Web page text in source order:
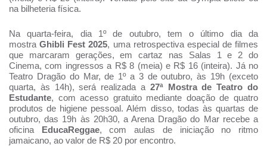
na bilheteria física.
Na quarta-feira, dia 1º de outubro, tem o último dia da
mostraGhibli Fest 2025, uma retrospectiva especial de filmes
que marcaram gerações, em cartaz nas Salas 1 e 2 do
Cinema, com ingressos a R$ 8 (meia) e R$ 16 (inteira). Já no
Teatro Dragão do Mar, de 1º a 3 de outubro, às 19h (exceto
quarta, às 14h), será realizada a 27ª Mostra de Teatro do
Estudante, com acesso gratuito mediante doação de quatro
produtos de higiene pessoal. Além disso, todas às quartas de
outubro, das 19h às 20h30, a Arena Dragão do Mar recebe a
oficina
EducaReggae, com aulas de iniciação no ritmo
jamaicano, ao valor de R$ 20 por encontro.